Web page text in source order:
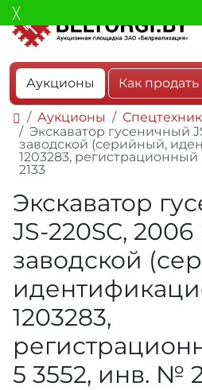
Аукционы Как продать
Аукционы
Экскаватор гусеничный
заводской (серийный,
1203283,
2133
Экскаватор
JS-220SC, 2006
заводской
1203283,
5 3552, инв. №